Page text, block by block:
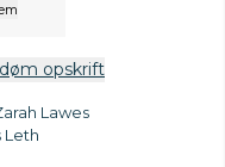
opskrift
Lawes
Leth